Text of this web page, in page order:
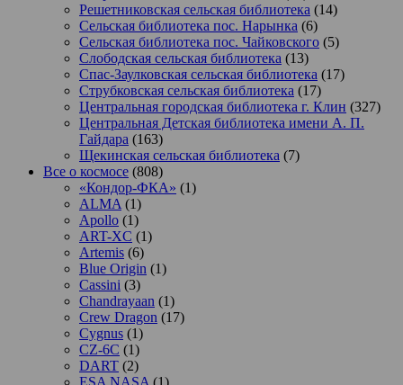
Решетниковская сельская библиотека (14)
Сельская библиотека пос. Нарынка (6)
Сельская библиотека пос. Чайковского (5)
Слободская сельская библиотека (13)
Спас-Заулковская сельская библиотека (17)
Струбковская сельская библиотека (17)
Центральная городская библиотека г. Клин (327)
Центральная Детская библиотека имени А. П.
Гайдара (163)
Щекинская сельская библиотека (7)
Все о космосе (808)
«Кондор-ФКА» (1)
ALMA (1)
Apollo (1)
ART-XC (1)
Artemis (6)
Blue Origin (1)
Cassini (3)
Chandrayaan (1)
Crew Dragon (17)
Cygnus (1)
CZ-6C (1)
DART (2)
ESA NASA (1)